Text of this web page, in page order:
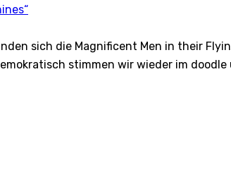
sich die Magnificent Men in their
stimmen wir wieder im doodle